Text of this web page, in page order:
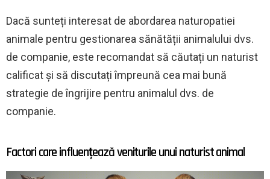
Dacă sunteți interesat de abordarea naturopatiei
animale pentru gestionarea sănătății animalului dvs.
de companie, este recomandat să căutați un naturist
calificat și să discutați împreună cea mai bună
strategie de îngrijire pentru animalul dvs. de
companie.
Factori care influențează veniturile unui naturist animal